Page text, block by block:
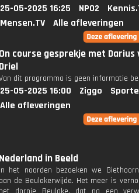
25-05-2025 16:25 NPO2
Mensen.TV
Alle afleveringen
On course gesprekje met Darius
Driel
dit programma is geen informatie
25-05-2025 16:00 Ziggo
Alle afleveringen
Nederland in Beeld
In het noorden bezoeken we
aan de Beulakerwijde. Het meer is